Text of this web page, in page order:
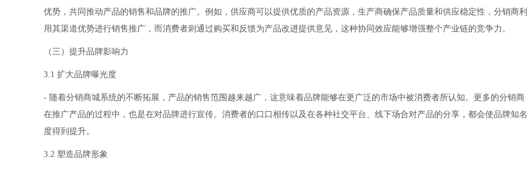
优势，共同推动产品的销售和品牌的推广。例如，供应商可以提供优质的产品资源，生产商确保产品质量和供应稳定性，分销商利
用其渠道优势进行销售推广，而消费者则通过购买和反馈为产品改进提供意见，这种协同效应能够增强整个产业链的竞争力。
（三）提升品牌影响力
3.1 扩大品牌曝光度
- 随着分销商城系统的不断拓展，产品的销售范围越来越广，这意味着品牌能够在更广泛的市场中被消费者所认知。更多的分销商
在推广产品的过程中，也是在对品牌进行宣传。消费者的口口相传以及在各种社交平台、线下场合对产品的分享，都会使品牌知名
度得到提升。
3.2 塑造品牌形象